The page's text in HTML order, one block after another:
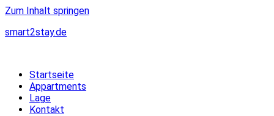
Zum Inhalt springen
smart2stay.de
Startseite
Appartments
Lage
Kontakt